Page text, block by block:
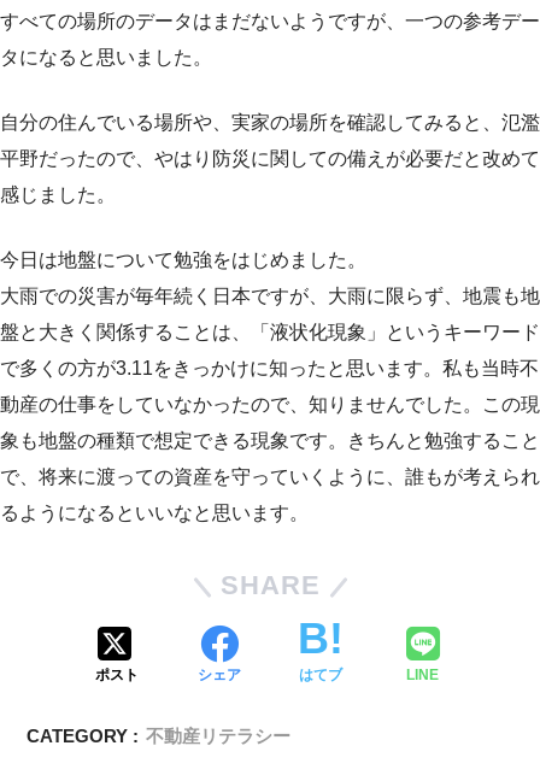
すべての場所のデータはまだないようですが、一つの参考デー
タになると思いました。
自分の住んでいる場所や、実家の場所を確認してみると、氾濫
平野だったので、やはり防災に関しての備えが必要だと改めて
感じました。
今日は地盤について勉強をはじめました。
大雨での災害が毎年続く日本ですが、大雨に限らず、地震も地
盤と大きく関係することは、「液状化現象」というキーワード
で多くの方が3.11をきっかけに知ったと思います。私も当時不
動産の仕事をしていなかったので、知りませんでした。この現
象も地盤の種類で想定できる現象です。きちんと勉強すること
で、将来に渡っての資産を守っていくように、誰もが考えられ
るようになるといいなと思います。
SHARE
ポスト シェア はてブ LINE
CATEGORY : 不動産リテラシー